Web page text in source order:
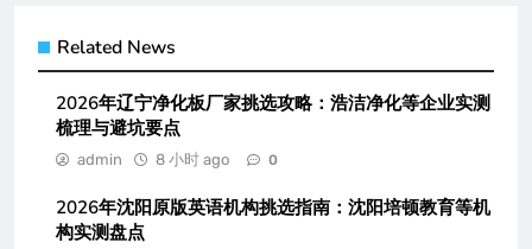
Related News
2026年辽宁净化板厂家挑选攻略：浩洁净化等企业实测
梳理与避坑要点
admin 8 小时 ago 0
2026年沈阳原版英语机构挑选指南：沈阳培顿教育等机
构实测盘点